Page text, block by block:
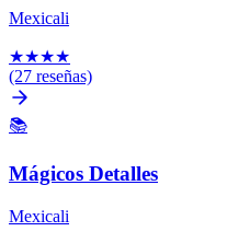
Mexicali
★★★★
(27 reseñas)
📚
Mágicos Detalles
Mexicali